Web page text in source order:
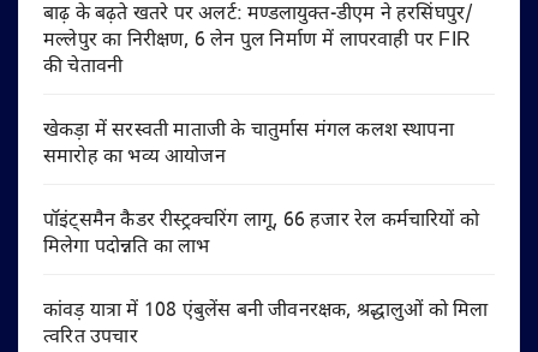
बाढ़ के बढ़ते खतरे पर अलर्ट: मण्डलायुक्त-डीएम ने हरसिंघपुर/
मल्लेपुर का निरीक्षण, 6 लेन पुल निर्माण में लापरवाही पर FIR
की चेतावनी
खेकड़ा में सरस्वती माताजी के चातुर्मास मंगल कलश स्थापना
समारोह का भव्य आयोजन
पॉइंट्समैन कैडर रीस्ट्रक्चरिंग लागू, 66 हजार रेल कर्मचारियों को
मिलेगा पदोन्नति का लाभ
कांवड़ यात्रा में 108 एंबुलेंस बनी जीवनरक्षक, श्रद्धालुओं को मिला
त्वरित उपचार